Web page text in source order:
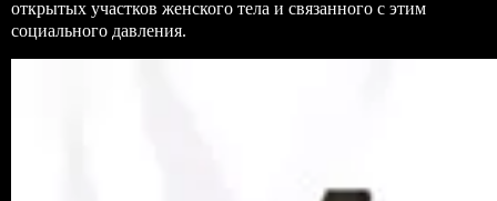
открытых участков женского тела и связанного с этим
социального давления.